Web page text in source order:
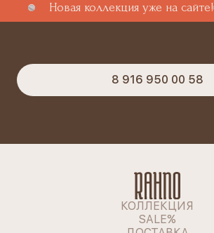
Новая коллекция уже на сайте!
8 916 950 00 58
КОЛЛЕКЦИЯ
SALE%